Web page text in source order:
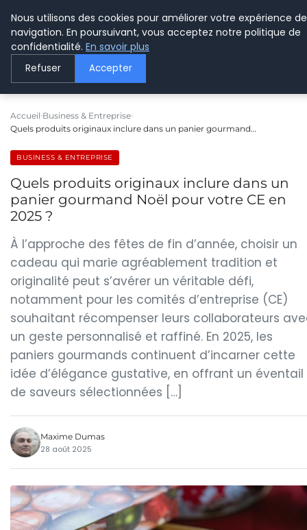
LE WEBMARKETING
Accueil Business & Entreprise
Quels produits originaux inclure dans un panier gourmand…
BUSINESS & ENTREPRISE
Quels produits originaux inclure dans un
panier gourmand Noël pour votre CE en
2025 ?
À l’approche des fêtes de fin d’année, choisir un
cadeau qui marie agréablement tradition et
originalité peut s’avérer un véritable défi,
notamment pour les comités d’entreprise (CE)
souhaitant récompenser leurs collaborateurs
un geste personnalisé et raffiné. En 2025, les
paniers gourmands continuent d’incarner cette
idée d’élégance gustative, en offrant un éventail
de saveurs sélectionnées […]
Maxime Dumas
28 août 2025
Nous utilisons des cookies pour améliorer votre expérience de
navigation. En poursuivant, vous acceptez notre politique de
confidentialité. En savoir plus
Refuser Accepter